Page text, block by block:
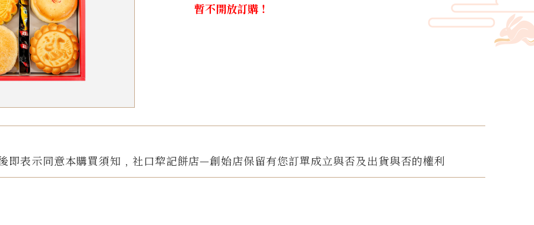
暫不開放訂購！
即表示同意本購買須知﹐社口犂記餅店—創始店保留有您訂單成立與否及出貨與否的權利